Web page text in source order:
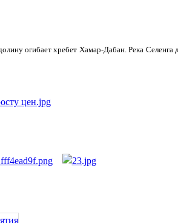
огибает хребет Хамар-Дабан. Река Селенга